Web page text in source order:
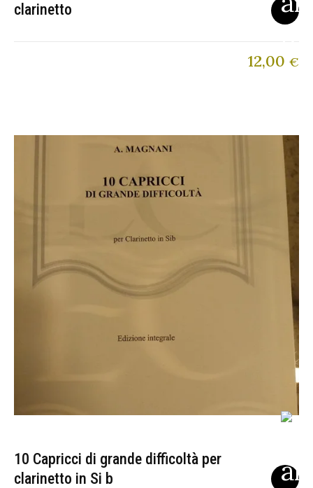
clarinetto
12,00 €
10 Capricci di grande difficoltà per
clarinetto in Si b